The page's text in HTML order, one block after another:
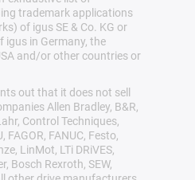
trademark applications
of igus SE & Co. KG or
igus in Germany, the
and/or other countries or
out that it does not sell
Allen Bradley, B&R,
Control Techniques,
FAGOR, FANUC, Festo,
LinMot, LTi DRiVES,
Bosch Rexroth, SEW,